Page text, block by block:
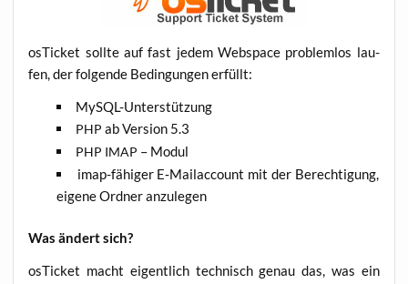
osTi­cket soll­te auf fast jedem Web­space pro­blem­los lau­
fen, der fol­gen­de Bedin­gun­gen erfüllt:
MyS­QL-Unter­stüt­zung
PHP ab Ver­si­on 5.3
PHP IMAP – Modul
imap-fähi­ger E‑Mailaccount mit der Berech­ti­gung,
eige­ne Ord­ner anzulegen
Was ändert sich?
osTi­cket macht eigent­lich tech­nisch genau das, was ein